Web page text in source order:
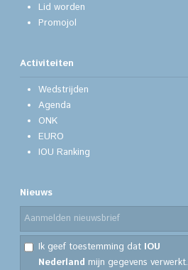
Lid worden
Promojol
Activiteiten
Wedstrijden
Agenda
ONK
EURO
IOU Ranking
Nieuws
Ik geef toestemming dat IOU
Nederland mijn gegevens verwerkt.